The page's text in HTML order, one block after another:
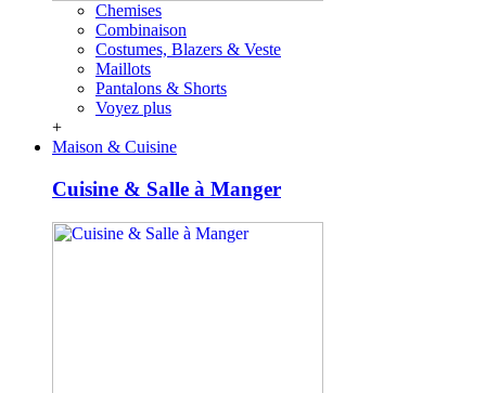
Chemises
Combinaison
Costumes, Blazers & Veste
Maillots
Pantalons & Shorts
Voyez plus
+
Maison & Cuisine
Cuisine & Salle à Manger